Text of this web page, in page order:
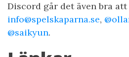
Discord går det även bra
info@spelskaparna.se,
@saikyun.